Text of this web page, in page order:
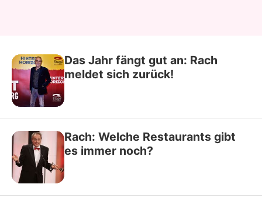
Das Jahr fängt gut an: Rach
meldet sich zurück!
Rach: Welche Restaurants gibt
es immer noch?